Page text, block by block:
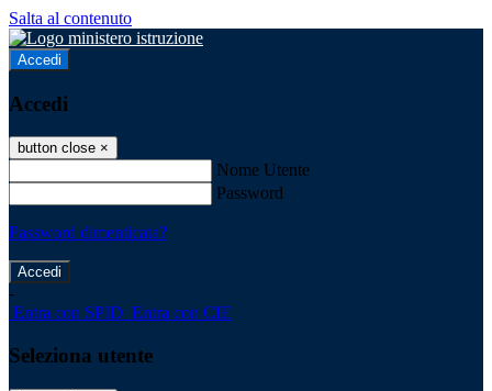
Salta al contenuto
Accedi
Accedi
button close ×
Nome Utente
Password
Password dimenticata?
-
Entra con SPID Entra con CIE
Seleziona utente